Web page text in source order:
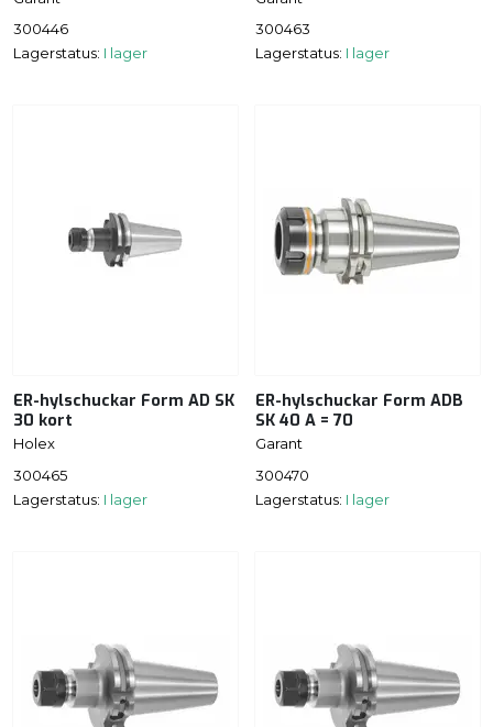
300446
Lagerstatus: I lager
300463
Lagerstatus: I lager
ER-hylschuckar Form AD SK
30 kort
Holex
300465
Lagerstatus: I lager
ER-hylschuckar Form ADB
SK 40 A = 70
Garant
300470
Lagerstatus: I lager